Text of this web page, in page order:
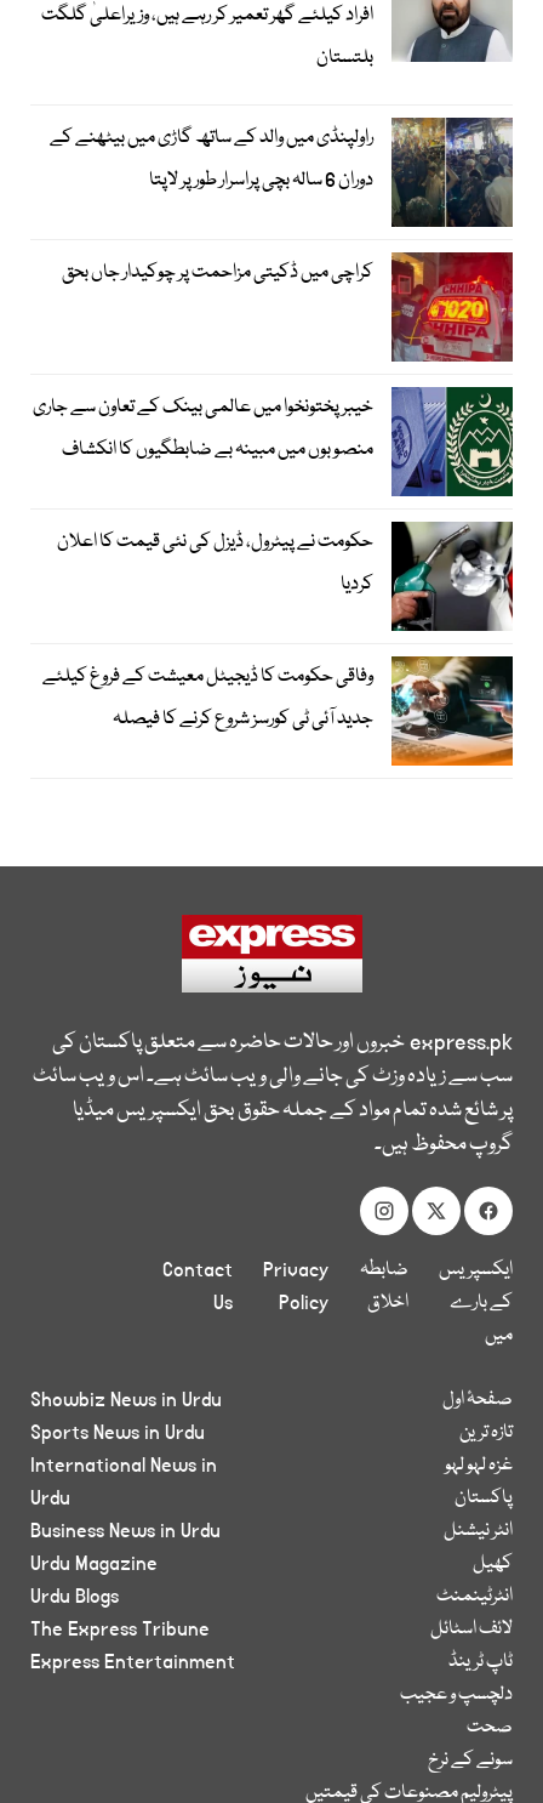
افراد کیلئے گھر تعمیر کر رہے ہیں، وزیراعلیٰ گلگت
بلتستان
راولپنڈی میں والد کے ساتھ گاڑی میں بیٹھنے کے
دوران 6 سالہ بچی پراسرار طور پر لاپتا
کراچی میں ڈکیتی مزاحمت پر چوکیدار جاں بحق
خیبرپختونخوا میں عالمی بینک کے تعاون سے جاری
منصوبوں میں مبینہ بے ضابطگیوں کا انکشاف
حکومت نے پیٹرول، ڈیزل کی نئی قیمت کا اعلان
کردیا
وفاقی حکومت کا ڈیجیٹل معیشت کے فروغ کیلئے
جدید آئی ٹی کورسز شروع کرنے کا فیصلہ
express.pkخبروں اور حالات حاضرہ سے متعلق پاکستان کی
سب سے زیادہ وزٹ کی جانے والی ویب سائٹ ہے۔ اس ویب سائٹ
پر شائع شدہ تمام مواد کے جملہ حقوق بحق ایکسپریس میڈیا
گروپ محفوظ ہیں۔
ایکسپریس
کے بارے
میں
ضابطہ
اخلاق
Privacy
Policy
Contact
Us
صفحۂ اول
تازہ ترین
غزہ لہو لہو
پاکستان
انٹر نیشنل
کھیل
انٹرٹینمنٹ
لائف اسٹائل
ٹاپ ٹرینڈ
دلچسپ و عجیب
صحت
سونے کے نرخ
پیٹرولیم مصنوعات کی قیمتیں
Showbiz News in Urdu
Sports News in Urdu
International News in
Urdu
Business News in Urdu
Urdu Magazine
Urdu Blogs
The Express Tribune
Express Entertainment